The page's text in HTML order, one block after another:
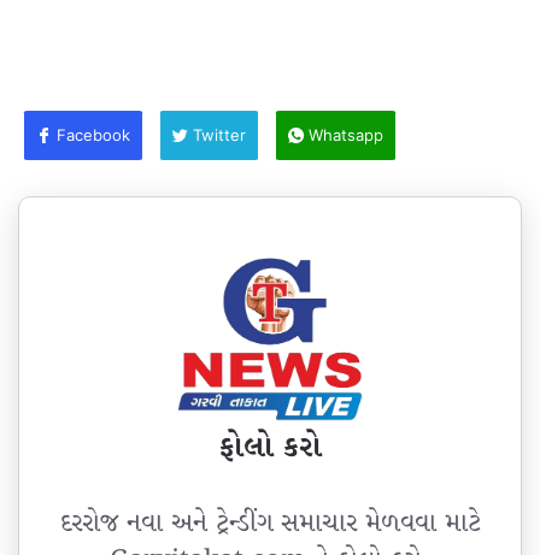
Facebook Twitter Whatsapp
ફોલો કરો
દરરોજ નવા અને ટ્રેન્ડીંગ સમાચાર મેળવવા માટે